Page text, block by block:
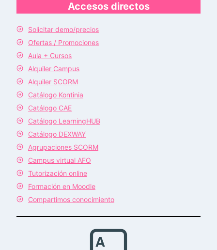
Accesos directos
Solicitar demo/precios
Ofertas / Promociones
Aula + Cursos
Alquiler Campus
Alquiler SCORM
Catálogo Kontinia
Catálogo CAE
Catálogo LearningHUB
Catálogo DEXWAY
Agrupaciones SCORM
Campus virtual AFO
Tutorización online
Formación en Moodle
Compartimos conocimiento